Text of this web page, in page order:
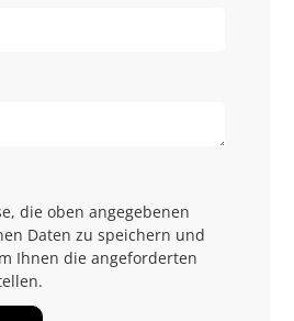
die oben angegebenen
Daten zu speichern und
Ihnen die angeforderten